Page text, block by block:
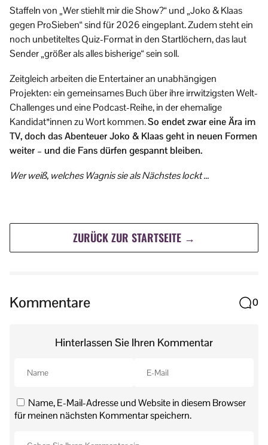
Staffeln von „Wer stiehlt mir die Show?“ und „Joko & Klaas
gegen ProSieben“ sind für 2026 eingeplant. Zudem steht ein
noch unbetiteltes Quiz-Format in den Startlöchern, das laut
Sender „größer als alles bisherige“ sein soll.
Zeitgleich arbeiten die Entertainer an unabhängigen
Projekten: ein gemeinsames Buch über ihre irrwitzigsten Welt-
Challenges und eine Podcast-Reihe, in der ehemalige
Kandidat*innen zu Wort kommen.So endet zwar eine Ära im
TV, doch das Abenteuer Joko & Klaas geht in neuen Formen
weiter – und die Fans dürfen gespannt bleiben.
Wer weiß, welches Wagnis sie als Nächstes lockt …
ZURÜCK ZUR STARTSEITE →
Kommentare 0
Hinterlassen Sie Ihren Kommentar
Name, E-Mail-Adresse und Website in diesem Browser
für meinen nächsten Kommentar speichern.